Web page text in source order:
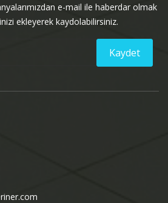
e-mail ile haberdar olmak
ekleyerek kaydolabilirsiniz.
Kaydet